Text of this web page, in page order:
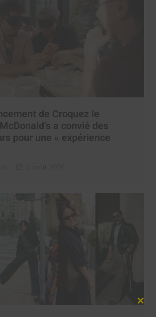
de Croquez le
a convié des
pour une « expérience